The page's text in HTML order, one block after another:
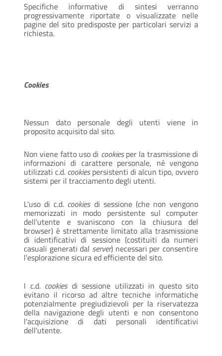
Specifiche informative di sintesi verranno
progressivamente riportate o visualizzate nelle
pagine del sito predisposte per particolari servizi a
richiesta.
Cookies
Nessun dato personale degli utenti viene in
proposito acquisito dal sito.
Non viene fatto uso di cookiesper la trasmissione di
informazioni di carattere personale, né vengono
utilizzati c.d. cookiespersistenti di alcun tipo, ovvero
sistemi per il tracciamento degli utenti.
L'uso di c.d. cookies di sessione (che non vengono
memorizzati in modo persistente sul computer
dell'utente e svaniscono con la chiusura del
browser) è strettamente limitato alla trasmissione
di identificativi di sessione (costituiti da numeri
casuali generati dal server) necessari per consentire
l'esplorazione sicura ed efficiente del sito.
I c.d. cookies di sessione utilizzati in questo sito
evitano il ricorso ad altre tecniche informatiche
potenzialmente pregiudizievoli per la riservatezza
della navigazione degli utenti e non consentono
l'acquisizione di dati personali identificativi
dell'utente.